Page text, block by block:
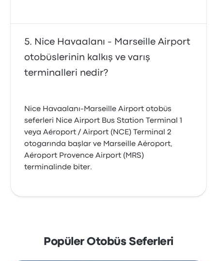
Nice Havaalanı - Marseille Airport
otobüslerinin kalkış ve varış
terminalleri nedir?
Nice Havaalanı-Marseille Airport otobüs
seferleri Nice Airport Bus Station Terminal 1
veya Aéroport / Airport (NCE) Terminal 2
otogarında başlar ve Marseille Aéroport,
Aéroport Provence Airport (MRS)
terminalinde biter.
Popüler Otobüs Seferleri